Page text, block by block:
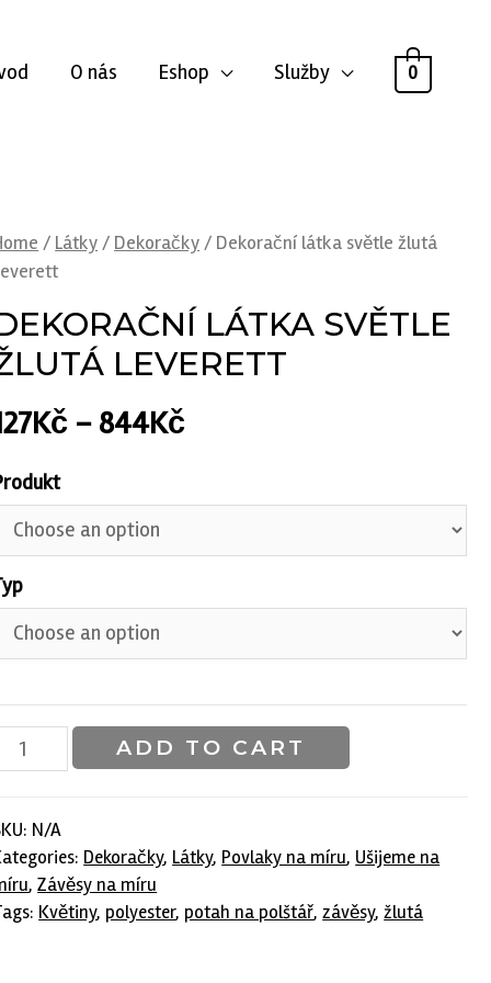
O nás Eshop Služby 0
/ Látky/ Dekoračky/ Dekorační látka světle žlutá
LÁTKA SVĚTLE
LEVERETT
Kč – 844Kč
ADD TO CART
N/A
Dekoračky, Látky, Povlaky na míru, Ušijeme na
,Závěsy na míru
Květiny, polyester, potah na polštář,závěsy,žlutá